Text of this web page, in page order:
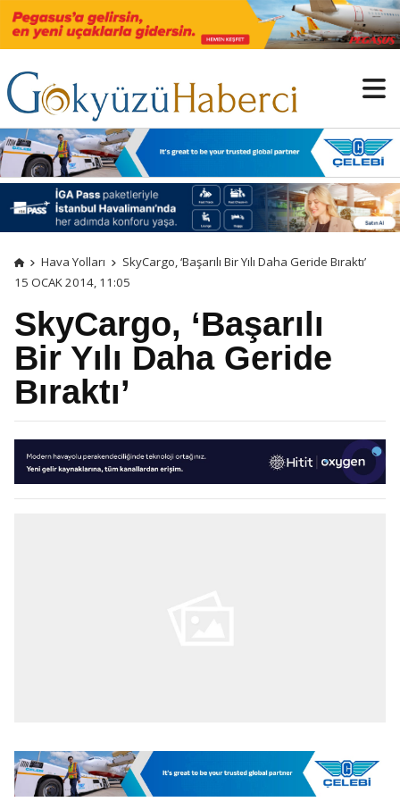
Hava Yolları
SkyCargo, ‘Başarılı Bir Yılı Daha Geride Bıraktı’
15 OCAK 2014, 11:05
SkyCargo, ‘Başarılı
Bir Yılı Daha Geride
Bıraktı’